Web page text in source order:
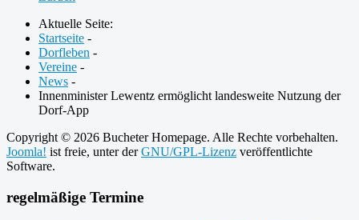
Aktuelle Seite:
Startseite -
Dorfleben -
Vereine -
News -
Innenminister Lewentz ermöglicht landesweite Nutzung der
Dorf-App
Copyright © 2026 Bucheter Homepage. Alle Rechte vorbehalten.
Joomla! ist freie, unter derGNU/GPL-Lizenz veröffentlichte
Software.
regelmäßige Termine